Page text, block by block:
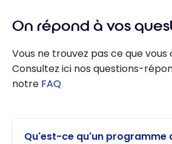
On répond à vos
Vous ne trouvez pas ce que vous
Consultez ici nos questions-
notre FAQ
Qu'est-ce qu'un programme